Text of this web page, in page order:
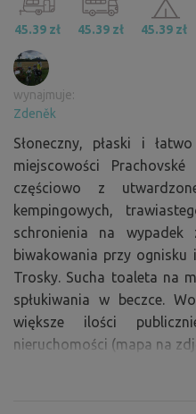
45.39 zł 45.39 zł 45.39 zł
wynajmuje:
Zdeněk
Słoneczny, płaski i
miejscowości
częściowo z
kempingowych,
schronienia na wypadek
biwakowania przy
Trosky. Sucha toaleta na
spłukiwania w beczce.
większe ilości
nieruchomości (mapa na
przyjemnego siedzenia.